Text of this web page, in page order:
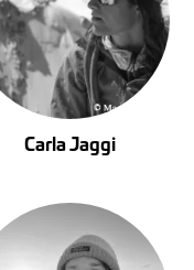
Carla Jaggi